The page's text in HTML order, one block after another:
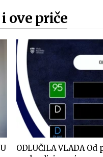
ove priče
ODLUČILA VLADA Od